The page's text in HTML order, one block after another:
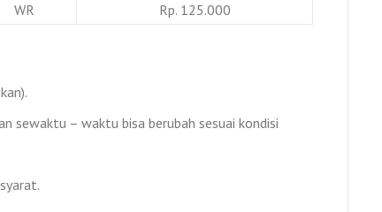
WR Rp. 125.000
sewaktu – waktu bisa berubah sesuai kondisi